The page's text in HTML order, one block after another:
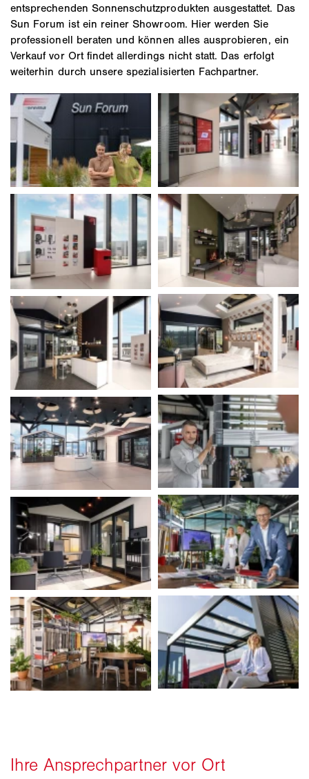
entsprechenden Sonnenschutzprodukten ausgestattet. Das
Sun Forum ist ein reiner Showroom. Hier werden Sie
professionell beraten und können alles ausprobieren, ein
Verkauf vor Ort findet allerdings nicht statt. Das erfolgt
weiterhin durch unsere spezialisierten Fachpartner.